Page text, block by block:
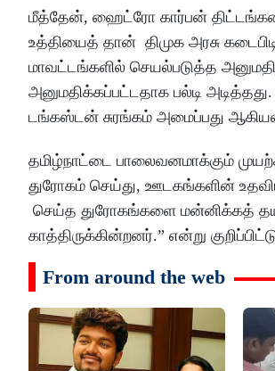
மீத்தேன், ஹைட்ரோ கார்பன் திட்டங்களை
உத்தியைத் தான் திமுக அரசு
மாவட்டங்களில் செயல்படுத்த
அனுமதிக்கப்பட்டதாக பல்டி
டங்கஸ்டன் சுரங்கம் அமைப்பது
தமிழ்நாட்டை பாலைவனமாக்கும்
துரோகம் செய்து, ஊடகங்களின்
செய்த துரோகங்களை மன்னிக்கத்
காத்திருக்கின்றனர்.” என்று
From around the web